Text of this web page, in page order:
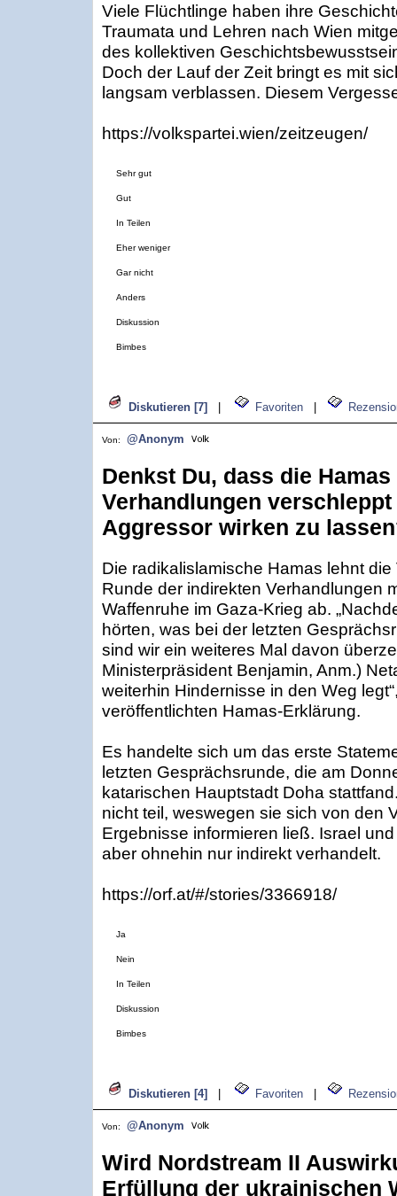
Viele Flüchtlinge haben ihre
Traumata und Lehren nach Wien
des kollektiven
Doch der Lauf der Zeit bringt es mit
langsam verblassen. Diesem
https://volkspartei.wien/zeitzeugen/
Sehr gut
Gut
In Teilen
Eher weniger
Gar nicht
Anders
Diskussion
Bimbes
Diskutieren [7] Favoriten
Von: @Anonym
Denkst Du, dass die
Verhandlungen
Aggressor wirken zu
Die radikalislamische Hamas lehnt
Runde der indirekten Verhandlungen
Waffenruhe im Gaza-Krieg ab.
hörten, was bei der letzten
sind wir ein weiteres Mal davon
Ministerpräsident Benjamin, Anm.)
weiterhin Hindernisse in den Weg
veröffentlichten Hamas-Erklärung.
Es handelte sich um das erste
letzten Gesprächsrunde, die am
katarischen Hauptstadt Doha
nicht teil, weswegen sie sich von den
Ergebnisse informieren ließ. Israel
aber ohnehin nur indirekt verhandelt.
https://orf.at/#/stories/3366918/
Ja
Nein
In Teilen
Diskussion
Bimbes
Diskutieren [4] Favoriten
Von: @Anonym
Wird Nordstream II
Erfüllung der ukrainischen